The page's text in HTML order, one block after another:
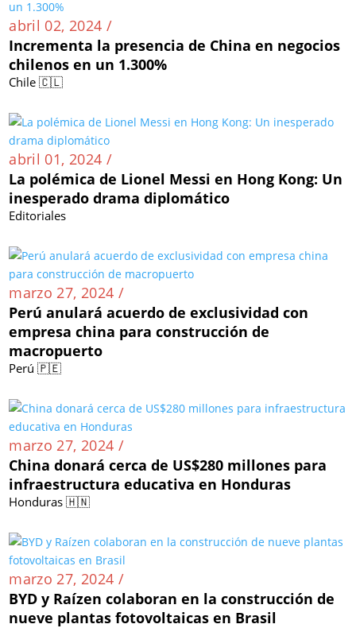
abril 02, 2024 /
Incrementa la presencia de China en negocios
chilenos en un 1.300%
Chile 🇨🇱
abril 01, 2024 /
La polémica de Lionel Messi en Hong Kong: Un
inesperado drama diplomático
Editoriales
marzo 27, 2024 /
Perú anulará acuerdo de exclusividad con
empresa china para construcción de
macropuerto
Perú 🇵🇪
marzo 27, 2024 /
China donará cerca de US$280 millones para
infraestructura educativa en Honduras
Honduras 🇭🇳
marzo 27, 2024 /
BYD y Raízen colaboran en la construcción de
nueve plantas fotovoltaicas en Brasil